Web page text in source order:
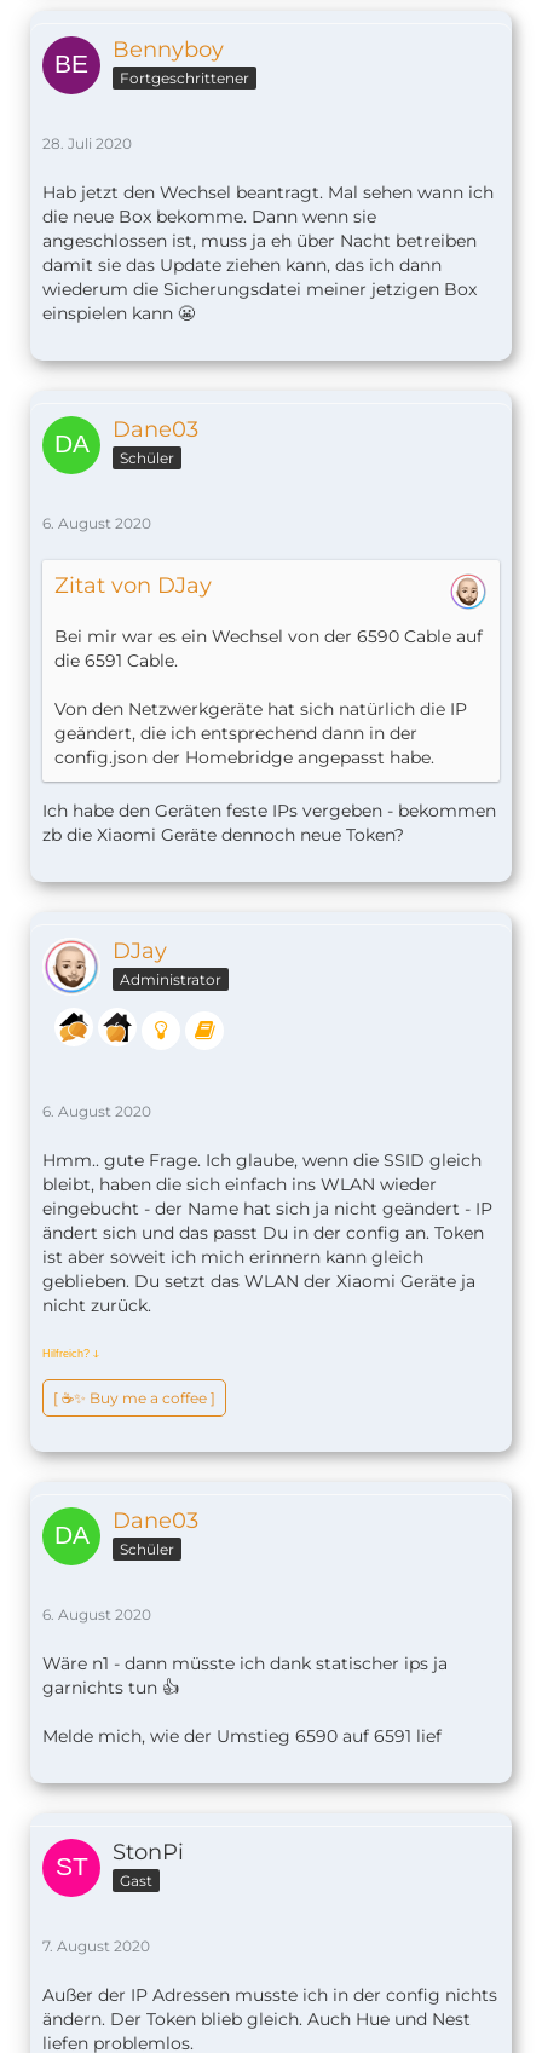
Bennyboy
Fortgeschrittener
28. Juli 2020
Hab jetzt den Wechsel beantragt. Mal sehen wann ich
die neue Box bekomme. Dann wenn sie
angeschlossen ist, muss ja eh über Nacht betreiben
damit sie das Update ziehen kann, das ich dann
wiederum die Sicherungsdatei meiner jetzigen Box
einspielen kann 😬
Dane03
Schüler
6. August 2020
Zitat von DJay
Bei mir war es ein Wechsel von der 6590 Cable auf
die 6591 Cable.
Von den Netzwerkgeräte hat sich natürlich die IP
geändert, die ich entsprechend dann in der
config.json der Homebridge angepasst habe.
Ich habe den Geräten feste IPs vergeben - bekommen
zb die Xiaomi Geräte dennoch neue Token?
DJay
Administrator
6. August 2020
Hmm.. gute Frage. Ich glaube, wenn die SSID gleich
bleibt, haben die sich einfach ins WLAN wieder
eingebucht - der Name hat sich ja nicht geändert - IP
ändert sich und das passt Du in der config an. Token
ist aber soweit ich mich erinnern kann gleich
geblieben. Du setzt das WLAN der Xiaomi Geräte ja
nicht zurück.
Hilfreich? ↆ
[ ☕️✨ Buy me a coffee ]
Dane03
Schüler
6. August 2020
Wäre n1 - dann müsste ich dank statischer ips ja
garnichts tun 👍
Melde mich, wie der Umstieg 6590 auf 6591 lief
StonPi
Gast
7. August 2020
Außer der IP Adressen musste ich in der config nichts
ändern. Der Token blieb gleich. Auch Hue und Nest
liefen problemlos.